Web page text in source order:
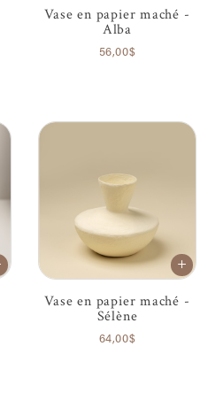
Vase en papier maché -
Alba
56,00$
Vase en papier maché -
Sélène
64,00$